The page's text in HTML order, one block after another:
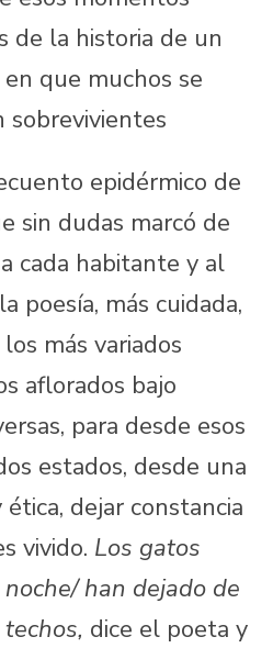
de la historia de un
que muchos se
sobrevivientes
epidérmico de
sin dudas marcó de
cada habitante y al
poesía, más cuidada,
más variados
aflorados bajo
para desde esos
estados, desde una
dejar constancia
vivido. Los gatos
han dejado de
dice el poeta y